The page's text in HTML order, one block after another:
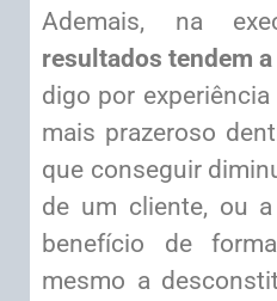
Ademais, na
resultados tendem
digo por
mais prazeroso
que conseguir
de um cliente, ou
benefício de
mesmo a